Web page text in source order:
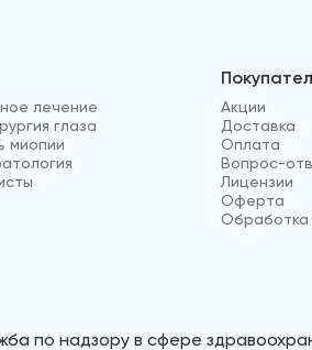
лечение
глаза
миопии
Акции
Доставка
Оплата
Вопрос-
Лицензии
Оферта
Обработка
по надзору в сфере